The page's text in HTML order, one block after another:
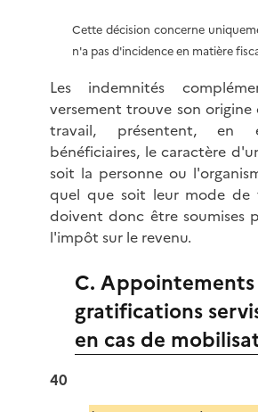
Cette décision concerne
n'a pas d'incidence en matière
Les indemnités
versement trouve son
travail, présentent,
bénéficiaires, le caractère
soit la personne ou
quel que soit leur mode de
doivent donc être soumises
l'impôt sur le revenu.
C.
gratifications
en cas de
40